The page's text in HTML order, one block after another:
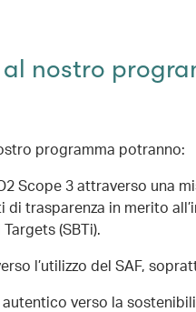
nostro
programma potranno:
Scope 3 attraverso una
trasparenza in merito
(SBTi).
l’utilizzo del SAF,
verso la